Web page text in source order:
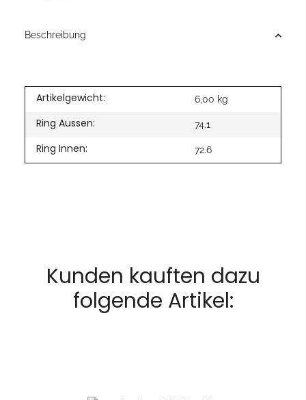
Beschreibung
Artikelgewicht: 6,00 kg
Ring Aussen: 74.1
Ring Innen: 72.6
Kunden kauften dazu
folgende Artikel: